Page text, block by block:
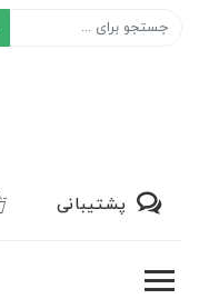
پشتیبانی